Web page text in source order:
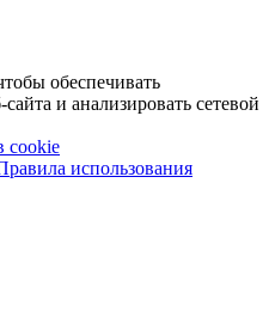
обеспечивать
и анализировать сетевой
cookie
использования